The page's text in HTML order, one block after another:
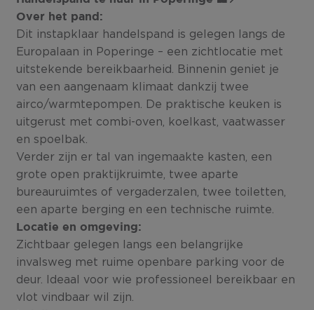
Over het pand:
Dit instapklaar handelspand is gelegen langs de
Europalaan in Poperinge – een zichtlocatie met
uitstekende bereikbaarheid. Binnenin geniet je
van een aangenaam klimaat dankzij twee
airco/warmtepompen. De praktische keuken is
uitgerust met combi-oven, koelkast, vaatwasser
en spoelbak.
Verder zijn er tal van ingemaakte kasten, een
grote open praktijkruimte, twee aparte
bureauruimtes of vergaderzalen, twee toiletten,
een aparte berging en een technische ruimte.
Locatie en omgeving:
Zichtbaar gelegen langs een belangrijke
invalsweg met ruime openbare parking voor de
deur. Ideaal voor wie professioneel bereikbaar en
vlot vindbaar wil zijn.